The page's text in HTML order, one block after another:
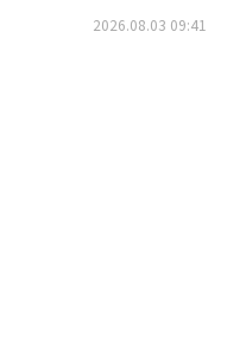
2026.08.03 09:41